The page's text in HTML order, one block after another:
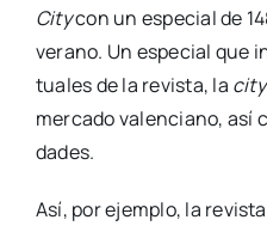
Citycon un espe­cial de
verano. Un espe­cial que
tua­les de la revis­ta, la
mer­ca­do valen­ciano,
da­des.
Así, por ejem­plo, la